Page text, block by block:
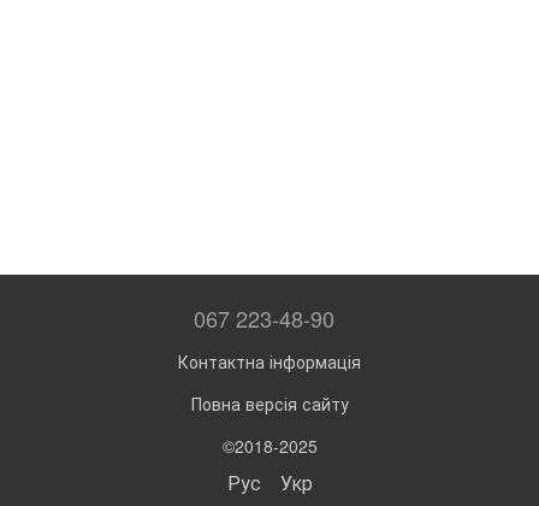
067 223-48-90
Контактна інформація
Повна версія сайту
©2018-2025
Рус Укр